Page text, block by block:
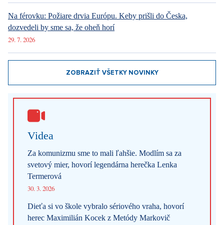
Na férovku: Požiare drvia Európu. Keby prišli do Česka,
dozvedeli by sme sa, že oheň horí
29. 7. 2026
ZOBRAZIŤ VŠETKY NOVINKY
Videa
Za komunizmu sme to mali ľahšie. Modlím sa za
svetový mier, hovorí legendárna herečka Lenka
Termerová
30. 3. 2026
Dieťa si vo škole vybralo sériového vraha, hovorí
herec Maximilián Kocek z Metódy Markovič